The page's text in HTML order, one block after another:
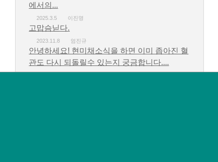
에서의...
2025.3.5 이진명
고맙슴닏다.
2023.11.8 엄진규
안녕하세요! 현미채소식을 하면 이미 좁아진 혈
관도 다시 되돌릴수 있는지 궁금합니다....